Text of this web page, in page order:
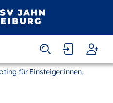
für Einsteiger:innen,